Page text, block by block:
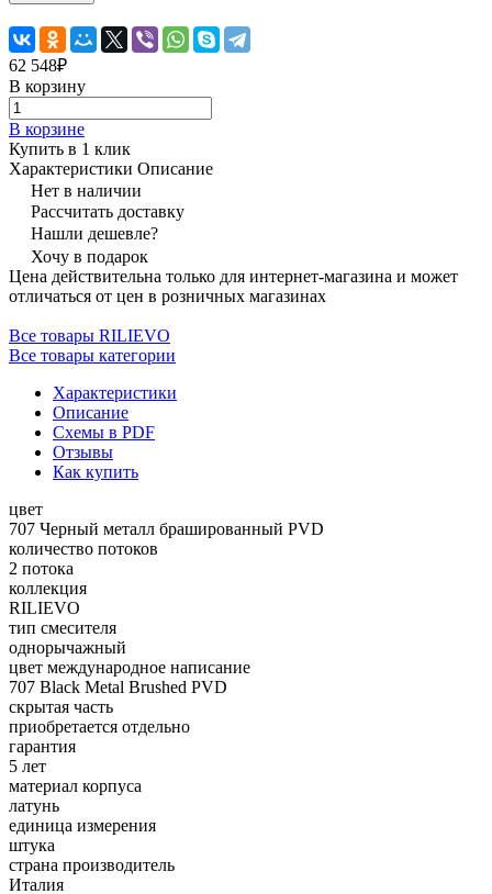
62 548₽
В корзину
В корзине
Купить в 1 клик
Характеристики Описание
Нет в наличии
Рассчитать доставку
Нашли дешевле?
Хочу в подарок
Цена действительна только для интернет-магазина и может
отличаться от цен в розничных магазинах
Все товары RILIEVO
Все товары категории
Характеристики
Описание
Схемы в PDF
Отзывы
Как купить
цвет
707 Черный металл брашированный PVD
количество потоков
2 потока
коллекция
RILIEVO
тип смесителя
однорычажный
цвет международное написание
707 Black Metal Brushed PVD
скрытая часть
приобретается отдельно
гарантия
5 лет
материал корпуса
латунь
единица измерения
штука
страна производитель
Италия